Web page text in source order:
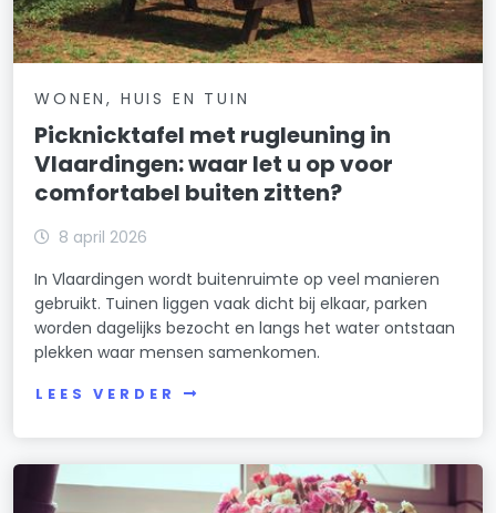
WONEN, HUIS EN TUIN
Picknicktafel met rugleuning in
Vlaardingen: waar let u op voor
comfortabel buiten zitten?
8 april 2026
In Vlaardingen wordt buitenruimte op veel manieren
gebruikt. Tuinen liggen vaak dicht bij elkaar, parken
worden dagelijks bezocht en langs het water ontstaan
plekken waar mensen samenkomen.
LEES VERDER